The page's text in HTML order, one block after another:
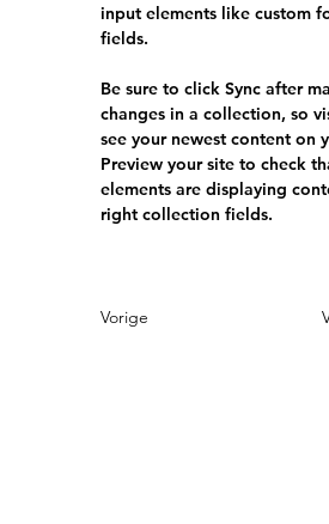
input elements like custom
fields.
Be sure to click Sync after
changes in a collection, so
see your newest content on
Preview your site to check
elements are displaying
right collection fields.
Vorige